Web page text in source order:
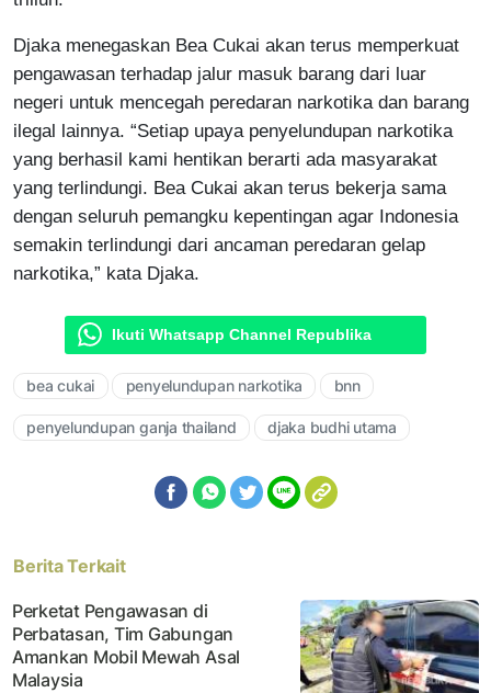
Djaka menegaskan Bea Cukai akan terus memperkuat
pengawasan terhadap jalur masuk barang dari luar
negeri untuk mencegah peredaran narkotika dan barang
ilegal lainnya. “Setiap upaya penyelundupan narkotika
yang berhasil kami hentikan berarti ada masyarakat
yang terlindungi. Bea Cukai akan terus bekerja sama
dengan seluruh pemangku kepentingan agar Indonesia
semakin terlindungi dari ancaman peredaran gelap
narkotika,” kata Djaka.
Ikuti Whatsapp Channel Republika
bea cukai penyelundupan narkotika bnn
penyelundupan ganja thailand djaka budhi utama
Berita Terkait
Perketat Pengawasan di
Perbatasan, Tim Gabungan
Amankan Mobil Mewah Asal
Malaysia